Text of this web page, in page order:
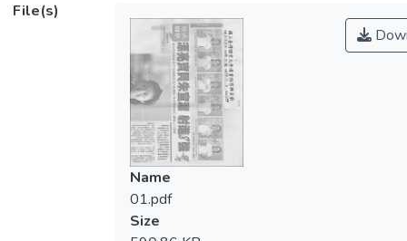
File(s)
Name
01.pdf
Size